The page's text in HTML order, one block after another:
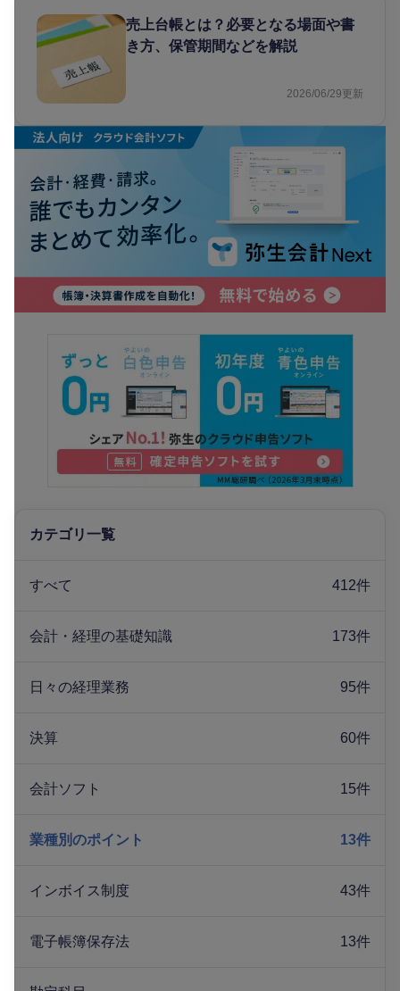
売上台帳とは？必要となる場面や書
き方、保管期間などを解説
2026/06/29更新
カテゴリ一覧
すべて 412件
会計・経理の基礎知識 173件
日々の経理業務 95件
決算 60件
会計ソフト 15件
業種別のポイント 13件
インボイス制度 43件
電子帳簿保存法 13件